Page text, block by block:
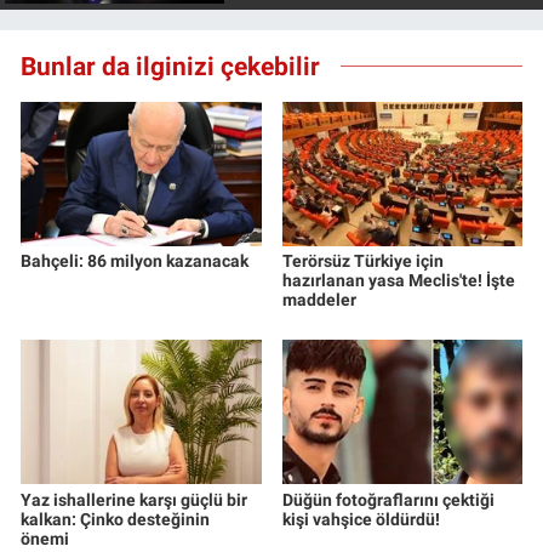
Bunlar da ilginizi çekebilir
Bahçeli: 86 milyon kazanacak
Terörsüz Türkiye için
hazırlanan yasa Meclis'te! İşte
maddeler
Yaz ishallerine karşı güçlü bir
kalkan: Çinko desteğinin
önemi
Düğün fotoğraflarını çektiği
kişi vahşice öldürdü!